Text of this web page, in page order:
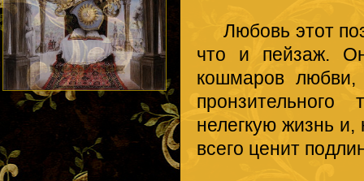
Любовь этот
что и пейзаж. Он
кошмаров любви,
нелегкую жизнь
всего ценит